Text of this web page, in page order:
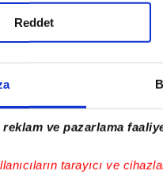
ve pazarlama
tarayıcı ve
Reddet